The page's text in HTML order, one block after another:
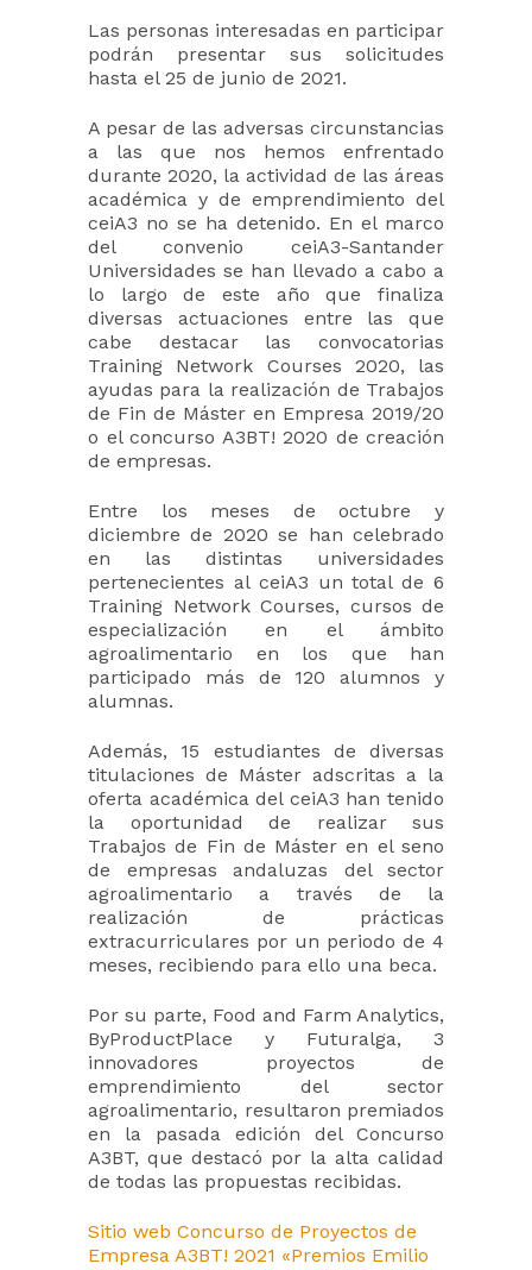
Las personas interesadas en participar
podrán presentar sus solicitudes
hasta el 25 de junio de 2021.
A pesar de las adversas circunstancias
a las que nos hemos enfrentado
durante 2020, la actividad de las áreas
académica y de emprendimiento del
ceiA3 no se ha detenido. En el marco
del convenio ceiA3-Santander
Universidades se han llevado a cabo a
lo largo de este año que finaliza
diversas actuaciones entre las que
cabe destacar las convocatorias
Training Network Courses 2020, las
ayudas para la realización de Trabajos
de Fin de Máster en Empresa 2019/20
o el concurso A3BT! 2020 de creación
de empresas.
Entre los meses de octubre y
diciembre de 2020 se han celebrado
en las distintas universidades
pertenecientes al ceiA3 un total de 6
Training Network Courses, cursos de
especialización en el ámbito
agroalimentario en los que han
participado más de 120 alumnos y
alumnas.
Además, 15 estudiantes de diversas
titulaciones de Máster adscritas a la
oferta académica del ceiA3 han tenido
la oportunidad de realizar sus
Trabajos de Fin de Máster en el seno
de empresas andaluzas del sector
agroalimentario a través de la
realización de prácticas
extracurriculares por un periodo de 4
meses, recibiendo para ello una beca.
Por su parte, Food and Farm Analytics,
ByProductPlace y Futuralga, 3
innovadores proyectos de
emprendimiento del sector
agroalimentario, resultaron premiados
en la pasada edición del Concurso
A3BT, que destacó por la alta calidad
de todas las propuestas recibidas.
Sitio web Concurso de Proyectos de
Empresa A3BT! 2021 «Premios Emilio